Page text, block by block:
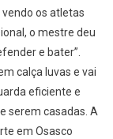
vendo os atletas
o mestre deu
e bater”.
calça luvas e vai
eficiente e
serem casadas. A
em Osasco